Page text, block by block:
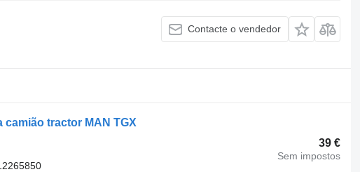
Contacte o vendedor
camião tractor MAN TGX
39 €
Sem impostos